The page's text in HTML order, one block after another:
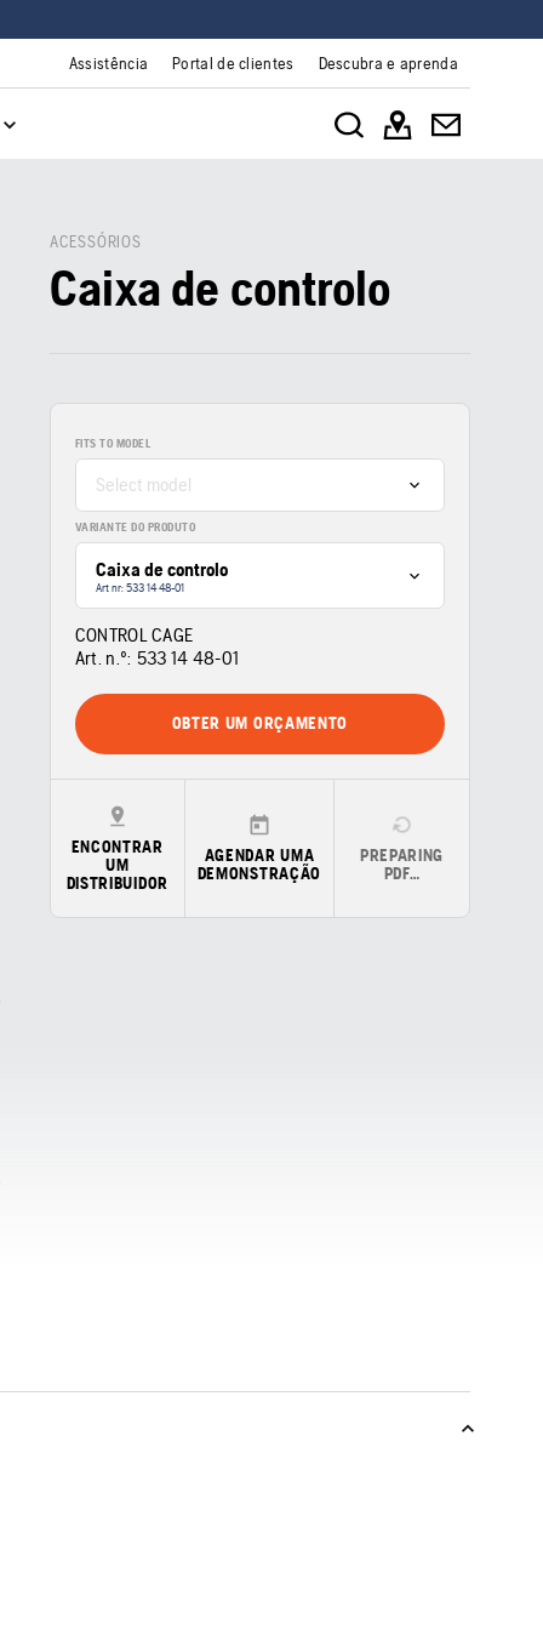
Assistência Portal de clientes Descubra e aprenda
ACESSÓRIOS
Caixa de controlo
FITS TO MODEL
Select model
VARIANTE DO PRODUTO
Caixa de controlo
Art nr: 533 14 48‑01
CONTROL CAGE
Art. n.º: 533 14 48‑01
OBTER UM ORÇAMENTO
ENCONTRAR
UM
DISTRIBUIDOR
AGENDAR UMA
DEMONSTRAÇÃO
PREPARING
PDF…